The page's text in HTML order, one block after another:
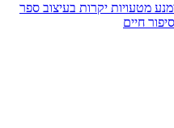
מטעויות יקרות בעיצוב ספר
חיים